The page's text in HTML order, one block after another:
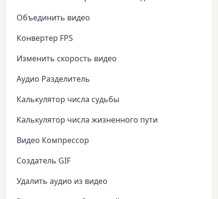
Объединить видео
Конвертер FPS
Изменить скорость видео
Аудио Разделитель
Калькулятор числа судьбы
Калькулятор числа жизненного пути
Видео Компрессор
Создатель GIF
Удалить аудио из видео